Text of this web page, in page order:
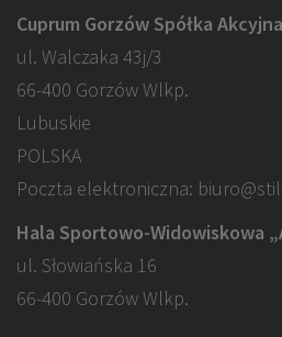
Cuprum Gorzów Spółka Akcyjna
ul. Walczaka 43j/3
66-400 Gorzów Wlkp.
Lubuskie
POLSKA
Poczta elektroniczna:
Hala Sportowo-Widowiskowa
ul. Słowiańska 16
66-400 Gorzów Wlkp.